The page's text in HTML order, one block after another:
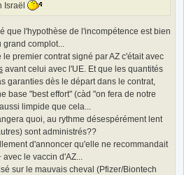
Israël
que l'hypothèse de l'incompétence est bien
complot...
premier contrat signé par AZ c'était avec
avant celui avec l'UE. Et que les quantités
garanties dès le départ dans le contrat,
base "best effort" (càd "on fera de notre
limpide que cela...
quoi, au rythme désespérément lent
sont administrés??
d'annoncer qu'elle ne recommandait
le vaccin d'AZ...
sur le mauvais cheval (Pfizer/Biontech